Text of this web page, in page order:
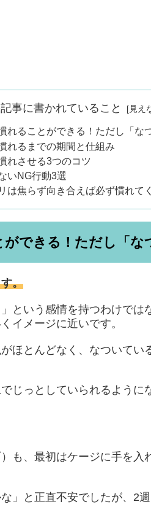
事に書かれていること
れることができる！ただし「な
れるまでの期間と仕組み
れさせる3つのコツ
いNG行動3選
は焦らず向き合えば必ず慣れて
できる！ただし「な
。
という感情を持つわけでは
イメージに近いです。
ほとんどなく、なついてい
じっとしていられるように
も、最初はケージに手を入
」と正直不安でしたが、2